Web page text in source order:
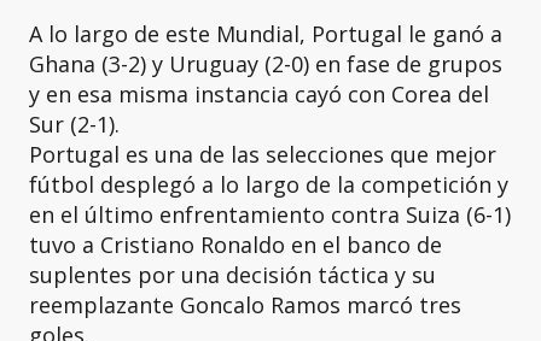
A lo largo de este Mundial, Portugal le ganó a
Ghana (3-2) y Uruguay (2-0) en fase de grupos
y en esa misma instancia cayó con Corea del
Sur (2-1).
Portugal es una de las selecciones que mejor
fútbol desplegó a lo largo de la competición y
en el último enfrentamiento contra Suiza (6-1)
tuvo a Cristiano Ronaldo en el banco de
suplentes por una decisión táctica y su
reemplazante Goncalo Ramos marcó tres
goles.